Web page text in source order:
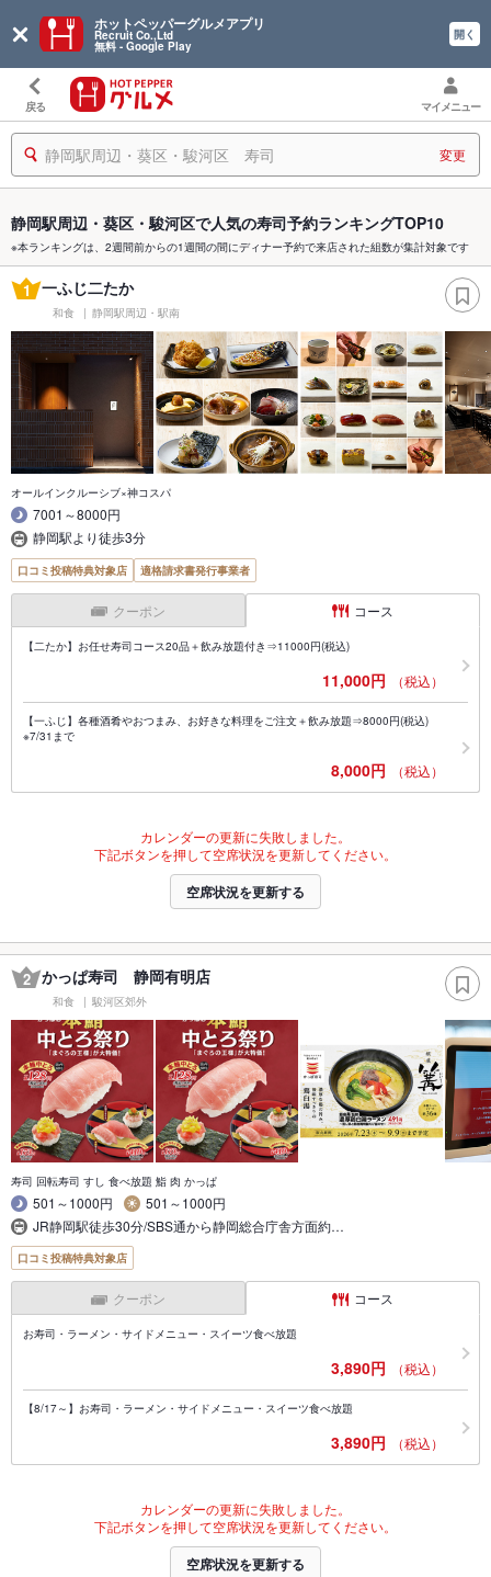
ホットペッパーグルメアプリ
Recruit Co.,Ltd
無料 - Google Play
開く
戻る マイメニュー
静岡駅周辺・葵区・駿河区 寿司 変更
静岡駅周辺・葵区・駿河区で人気の寿司予約ランキングTOP10
※本ランキングは、2週間前からの1週間の間にディナー予約で来店された組数が集計対象です
1 一ふじ二たか
和食 静岡駅周辺・駅南
オールインクルーシブ×神コスパ
7001～8000円
静岡駅より徒歩3分
口コミ投稿特典対象店 適格請求書発行事業者
クーポン コース
【二たか】お任せ寿司コース20品＋飲み放題付き⇒11000円(税込)
11,000円 （税込）
【一ふじ】各種酒肴やおつまみ、お好きな料理をご注文＋飲み放題⇒8000円(税込)
※7/31まで
8,000円 （税込）
カレンダーの更新に失敗しました。
下記ボタンを押して空席状況を更新してください。
空席状況を更新する
2 かっぱ寿司 静岡有明店
和食 駿河区郊外
寿司 回転寿司 すし 食べ放題 鮨 肉 かっぱ
501～1000円
501～1000円
JR静岡駅徒歩30分/SBS通から静岡総合庁舎方面約…
口コミ投稿特典対象店
クーポン コース
お寿司・ラーメン・サイドメニュー・スイーツ食べ放題
3,890円 （税込）
【8/17～】お寿司・ラーメン・サイドメニュー・スイーツ食べ放題
3,890円 （税込）
カレンダーの更新に失敗しました。
下記ボタンを押して空席状況を更新してください。
空席状況を更新する